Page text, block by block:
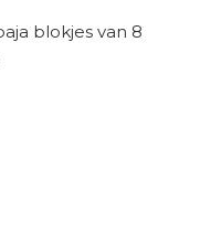
blokjes van 8